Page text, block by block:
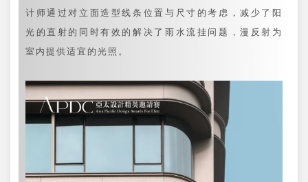
计师通过对立面造型线条位置与尺寸的考虑，减少了阳
光的直射的同时有效的解决了雨水流挂问题，漫反射为
室内提供适宜的光照。